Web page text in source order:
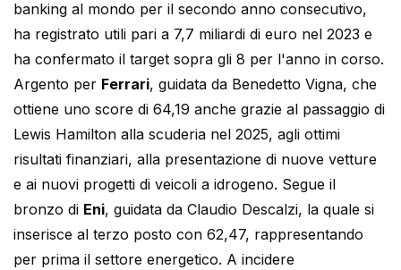
banking al mondo per il secondo anno consecutivo,
ha registrato utili pari a 7,7 miliardi di euro nel 2023 e
ha confermato il target sopra gli 8 per l'anno in corso.
Argento per Ferrari, guidata da Benedetto Vigna, che
ottiene uno score di 64,19 anche grazie al passaggio di
Lewis Hamilton alla scuderia nel 2025, agli ottimi
risultati finanziari, alla presentazione di nuove vetture
e ai nuovi progetti di veicoli a idrogeno. Segue il
bronzo di Eni, guidata da Claudio Descalzi, la quale si
inserisce al terzo posto con 62,47, rappresentando
per prima il settore energetico. A incidere